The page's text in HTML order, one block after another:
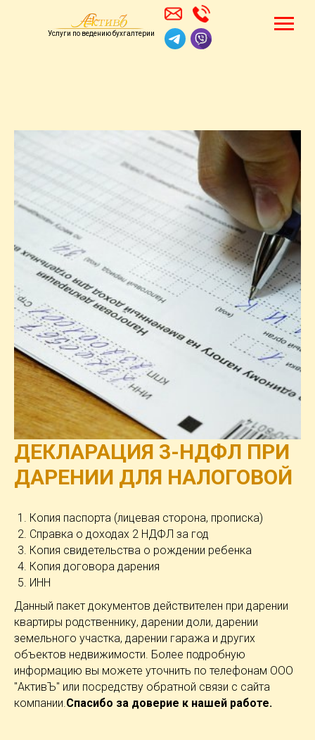
Услуги по ведению бухгалтерии
ДЕКЛАРАЦИЯ 3-НДФЛ ПРИ
ДАРЕНИИ ДЛЯ НАЛОГОВОЙ
Копия паспорта (лицевая сторона, прописка)
Справка о доходах 2 НДФЛ за год
Копия свидетельства о рождении ребенка
Копия договора дарения
ИНН
Данный пакет документов действителен при дарении
квартиры родственнику, дарении доли, дарении
земельного участка, дарении гаража и других
объектов недвижимости. Более подробную
информацию вы можете уточнить по телефонам ООО
"АктивЪ" или посредству обратной связи с сайта
компании.Спасибо за доверие к нашей работе.